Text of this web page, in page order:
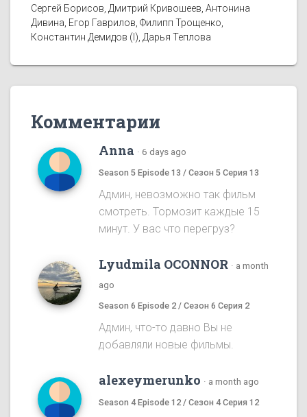
Сергей Борисов, Дмитрий Кривошеев, Антонина
Дивина, Егор Гаврилов, Филипп Трощенко,
Константин Демидов (I), Дарья Теплова
Комментарии
Anna · 6 days ago
Season 5 Episode 13 / Сезон 5 Серия 13
Админ, невозможно так фильм
смотреть. Тормозит каждые 15
минут. У вас что перегруз?
Lyudmila OCONNOR · a month
ago
Season 6 Episode 2 / Сезон 6 Серия 2
Админ, что-то давно Вы не
добавляли новые фильмы.
alexeymerunko · a month ago
Season 4 Episode 12 / Сезон 4 Серия 12